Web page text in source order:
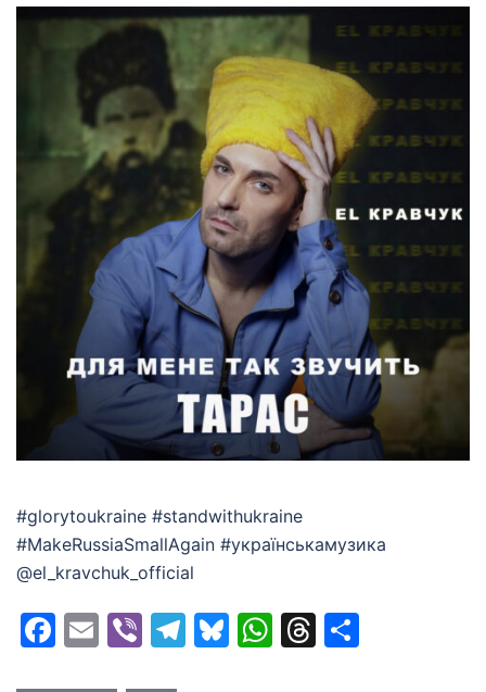
#glorytoukraine #standwithukraine
#MakeRussiaSmallAgain #українськамузика
@el_kravchuk_official
Facebook
EmailViberTelegram
Bluesky
WhatsApp
Threads